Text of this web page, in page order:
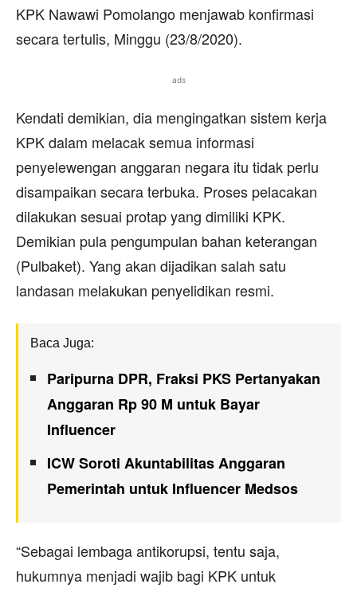
KPK Nawawi Pomolango menjawab konfirmasi
secara tertulis, Minggu (23/8/2020).
ads
Kendati demikian, dia mengingatkan sistem kerja
KPK dalam melacak semua informasi
penyelewengan anggaran negara itu tidak perlu
disampaikan secara terbuka. Proses pelacakan
dilakukan sesuai protap yang dimiliki KPK.
Demikian pula pengumpulan bahan keterangan
(Pulbaket). Yang akan dijadikan salah satu
landasan melakukan penyelidikan resmi.
Baca Juga:
Paripurna DPR, Fraksi PKS Pertanyakan
Anggaran Rp 90 M untuk Bayar
Influencer
ICW Soroti Akuntabilitas Anggaran
Pemerintah untuk Influencer Medsos
“Sebagai lembaga antikorupsi, tentu saja,
hukumnya menjadi wajib bagi KPK untuk